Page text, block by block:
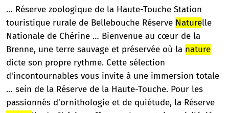
… Réserve zoologique de la Haute-Touche Station
touristique rurale de Bellebouche Réserve Naturelle
Nationale de Chérine … Bienvenue au cœur de la
Brenne, une terre sauvage et préservée où la nature
dicte son propre rythme. Cette sélection
d'incontournables vous invite à une immersion totale
… sein de la Réserve de la Haute-Touche. Pour les
passionnés d'ornithologie et de quiétude, la Réserve